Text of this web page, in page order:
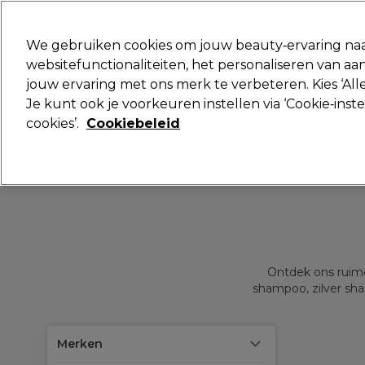
Merken Deals Haar Elektra
Volgende dag geleverd*
Ontdek ons
shampoo, zilver shampoo
Merken
We gebruiken cookies om jouw beauty‑ervaring
websitefunctionaliteiten, het personaliseren van
jouw ervaring met ons merk te verbeteren. Kies
Je kunt ook je voorkeuren instellen via
cookies’. Cookiebeleid